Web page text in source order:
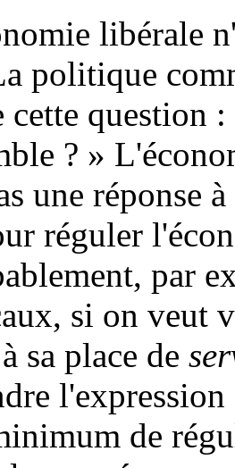
libérale
politique
cette question
? »
une réponse
réguler
par
si on veut
sa place de
de